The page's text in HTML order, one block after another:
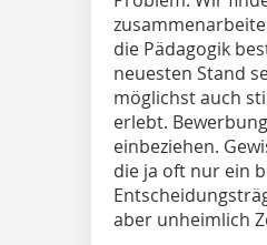
die Pädagogik
neuesten Stand
möglichst auch
erlebt.
einbeziehen.
die ja oft nur ein
aber unheimlich